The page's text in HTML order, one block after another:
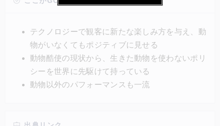
Roncalliに期待し、娯楽目的で動物を非人道的に扱う
行為の終わりを告げる好例として取り上げている。
テクノロジーで観客に新たな楽しみ方を与え、動
物がいなくてもポジティブに見せる
動物酷使の現状から、生きた動物を使わないポリ
シーを世界に先駆けて持っている
動物以外のパフォーマンスも一流